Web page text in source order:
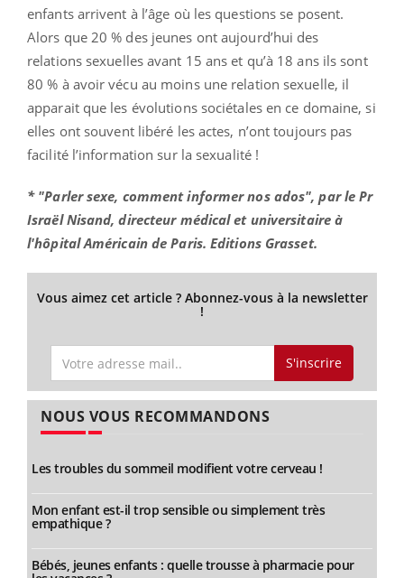
enfants arrivent à l’âge où les questions se posent.
Alors que 20 % des jeunes ont aujourd’hui des
relations sexuelles avant 15 ans et qu’à 18 ans ils sont
80 % à avoir vécu au moins une relation sexuelle, il
apparait que les évolutions sociétales en ce domaine, si
elles ont souvent libéré les actes, n’ont toujours pas
facilité l’information sur la sexualité !
* "Parler sexe, comment informer nos ados", par le Pr
Israël Nisand, directeur médical et universitaire à
l'hôpital Américain de Paris. Editions Grasset.
Vous aimez cet article ? Abonnez-vous à la newsletter
!
S'inscrire
NOUS VOUS RECOMMANDONS
Les troubles du sommeil modifient votre cerveau !
Mon enfant est-il trop sensible ou simplement très
empathique ?
Bébés, jeunes enfants : quelle trousse à pharmacie pour